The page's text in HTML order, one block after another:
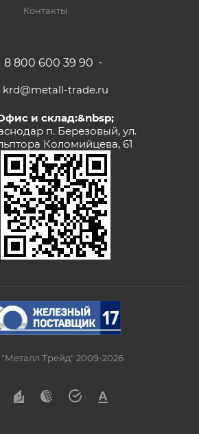
Контакты
8 800 600 39 90
krd@metall-trade.ru
и склад:&nbsp;
п. Березовый, ул.
Коломийцева, 61
Трейд" 2009-2026